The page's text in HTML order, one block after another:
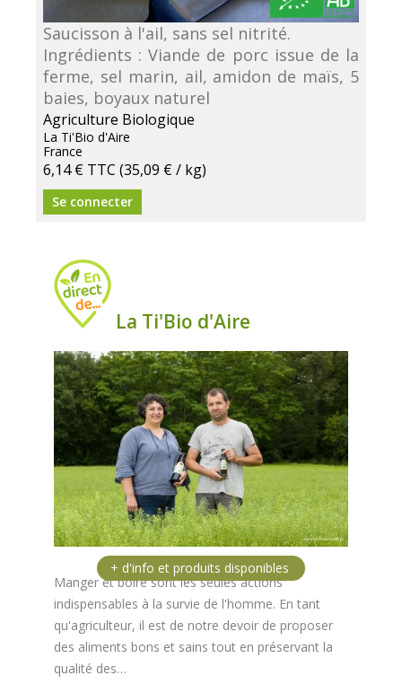
Saucisson à l'ail, sans sel nitrité.
Ingrédients : Viande de porc issue de la
ferme, sel marin, ail, amidon de maïs, 5
baies, boyaux naturel
Agriculture Biologique
La Ti'Bio d'Aire
France
6,14 € TTC (35,09 € / kg)
Se connecter
La Ti'Bio d'Aire
Manger et boire sont les seules actions
indispensables à la survie de l'homme. En tant
qu'agriculteur, il est de notre devoir de proposer
des aliments bons et sains tout en préservant la
qualité des…